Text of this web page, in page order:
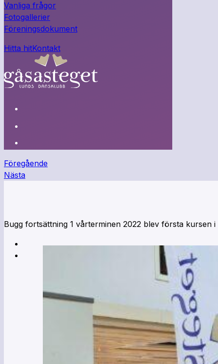
Vanliga frågor
Fotogallerier
Föreningsdokument
Hitta hitKontakt
Föregående
Nästa
Bugg fortsättning 1 vårterminen 2022 blev första kursen